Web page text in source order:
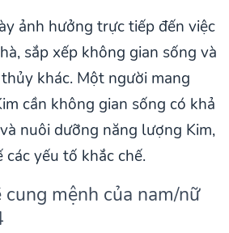
ảnh hưởng trực tiếp đến việc
sắp xếp không gian sống và
khác. Một người mang
cần không gian sống có khả
nuôi dưỡng năng lượng Kim,
yếu tố khắc chế.
mệnh của nam/nữ